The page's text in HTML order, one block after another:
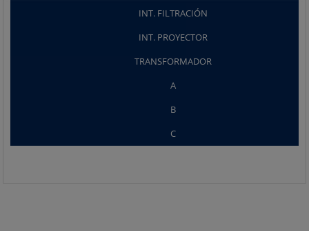
INT. FILTRACIÓN
INT. PROYECTOR
TRANSFORMADOR
A
B
C